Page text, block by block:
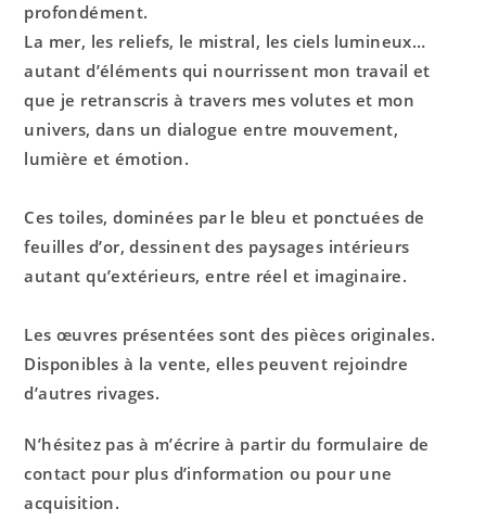
profondément.
La mer, les reliefs, le mistral, les ciels lumineux…
autant d’éléments qui nourrissent mon travail et
que je retranscris à travers mes volutes et mon
univers, dans un dialogue entre mouvement,
lumière et émotion.
Ces toiles, dominées par le bleu et ponctuées de
feuilles d’or, dessinent des paysages intérieurs
autant qu’extérieurs, entre réel et imaginaire.
Les œuvres présentées sont des pièces originales.
Disponibles à la vente, elles peuvent rejoindre
d’autres rivages.
N’hésitez pas à m’écrire à partir du formulaire de
contact pour plus d’information ou pour une
acquisition.